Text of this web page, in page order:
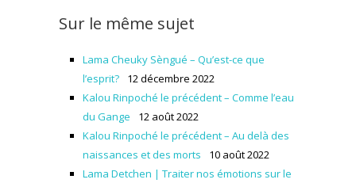
Sur le même sujet
Lama Cheuky Sèngué – Qu’est-ce que
l’esprit?
12 décembre 2022
Kalou Rinpoché le précédent – Comme l’eau
du Gange
12 août 2022
Kalou Rinpoché le précédent – Au delà des
naissances et des morts
10 août 2022
Lama Detchen | Traiter nos émotions sur le